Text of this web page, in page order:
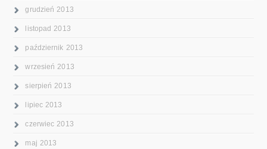
grudzień 2013
listopad 2013
październik 2013
wrzesień 2013
sierpień 2013
lipiec 2013
czerwiec 2013
maj 2013